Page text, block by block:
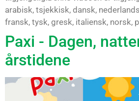
arabisk, tsjekkisk, dansk,
fransk, tysk, gresk, italiensk, norsk,
Paxi - Dagen,
årstidene